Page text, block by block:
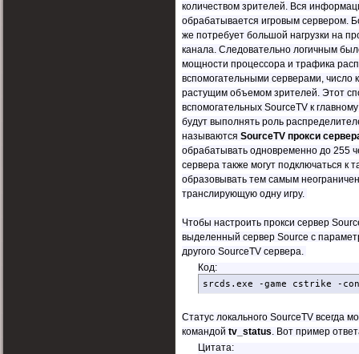
количеством зрителей. Вся
обрабатывается игровым сервером.
же потребует большой нагрузки на
канала. Следовательно логичным
мощности процессора и трафика
вспомогательными серверами, число
растущим объемом зрителей. Этот
вспомогательных SourceTV к
будут выполнять роль
называются SourceTV прокси
обрабатывать одновременно до 255
сервера также могут подключаться к
образовывать тем самым
транслирующую одну игру.
Чтобы настроить прокси сервер
выделенный сервер Source с
другого SourceTV сервера.
Код:
srcds.exe -game cstrike -
Статус локального SourceTV всегда
командой tv_status . Вот пример
Цитата: